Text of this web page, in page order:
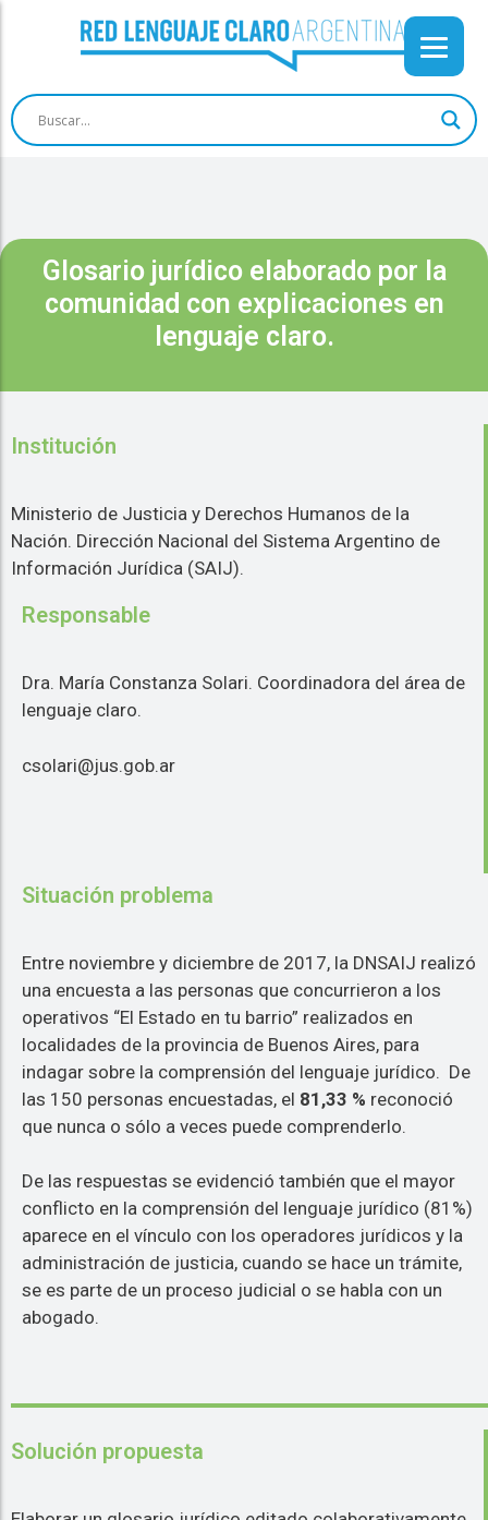
Glosario jurídico elaborado por la
comunidad con explicaciones en
lenguaje claro.
Institución
Ministerio de Justicia y Derechos Humanos de la
Nación. Dirección Nacional del Sistema Argentino de
Información Jurídica (SAIJ).
Responsable
Dra. María Constanza Solari. Coordinadora del área de
lenguaje claro.
csolari@jus.gob.ar
Situación problema
Entre noviembre y diciembre de 2017, la DNSAIJ realizó
una encuesta a las personas que concurrieron a los
operativos “El Estado en tu barrio” realizados en
localidades de la provincia de Buenos Aires, para
indagar sobre la comprensión del lenguaje jurídico. De
las 150 personas encuestadas, el 81,33 % reconoció
que nunca o sólo a veces puede comprenderlo.
De las respuestas se evidenció también que el mayor
conflicto en la comprensión del lenguaje jurídico (81%)
aparece en el vínculo con los operadores jurídicos y la
administración de justicia, cuando se hace un trámite,
se es parte de un proceso judicial o se habla con un
abogado.
Solución propuesta